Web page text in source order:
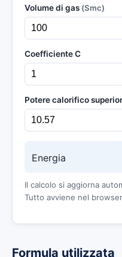
Volume di gas (Smc)
Coefficiente C
Potere calorifico
Energia
Il calcolo si aggiorna
Tutto avviene nel
Formula utilizzata